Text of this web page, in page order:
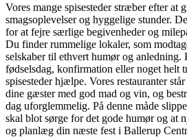
Vores mange spisesteder stræber efter at
smagsoplevelser og hyggelige stunder.
for at fejre særlige begivenheder og
Du finder rummelige lokaler, som
selskaber til ethvert humør og anledning.
fødselsdag, konfirmation eller noget helt
spisesteder hjælpe. Vores restauranter
dine gæster med god mad og vin, og
dag uforglemmelig. På denne måde
skal blot sørge for det gode humør og at
og planlæg din næste fest i Ballerup